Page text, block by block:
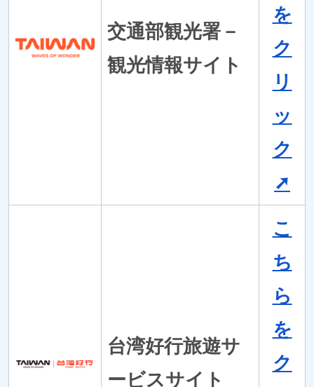
交通部観光署－
観光情報サイト
を
ク
リ
ッ
ク
➚
台湾好行旅遊サ
ービスサイト
こ
ち
ら
を
ク